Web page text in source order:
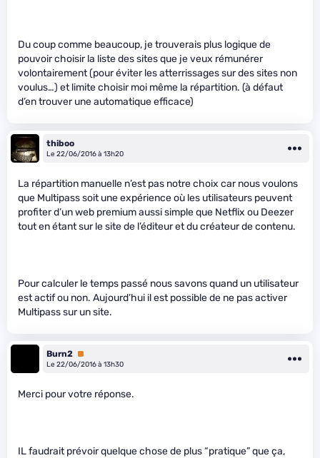
Du coup comme beaucoup, je trouverais plus logique de
pouvoir choisir la liste des sites que je veux rémunérer
volontairement (pour éviter les atterrissages sur des sites non
voulus…) et limite choisir moi même la répartition. (à défaut
d’en trouver une automatique efficace)
thiboo
Le 22/06/2016 à 13h20
La répartition manuelle n’est pas notre choix car nous voulons
que Multipass soit une expérience où les utilisateurs peuvent
profiter d’un web premium aussi simple que Netflix ou Deezer
tout en étant sur le site de l’éditeur et du créateur de contenu.
Pour calculer le temps passé nous savons quand un utilisateur
est actif ou non. Aujourd’hui il est possible de ne pas activer
Multipass sur un site.
Burn2 Premium
Le 22/06/2016 à 13h30
Merci pour votre réponse.
IL faudrait prévoir quelque chose de plus “pratique” que ça,